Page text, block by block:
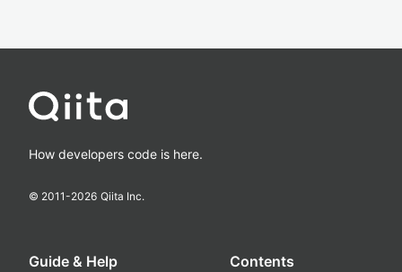
How developers code is here.
© 2011-2026 Qiita Inc.
Guide & Help Contents